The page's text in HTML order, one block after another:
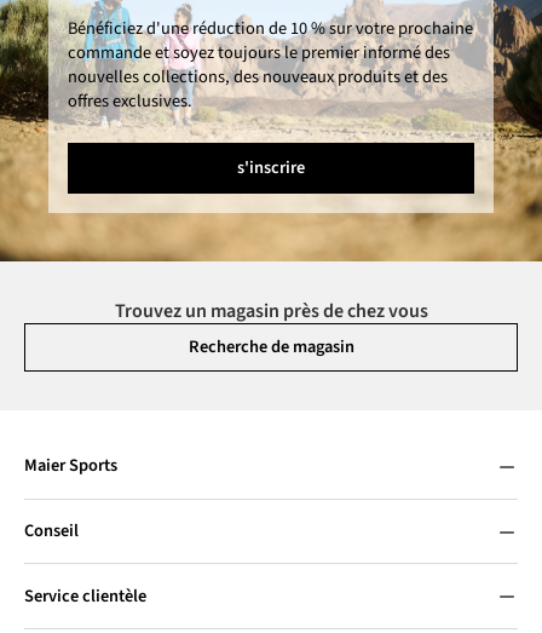
Bénéficiez d'une réduction de 10 % sur votre prochaine
commande et soyez toujours le premier informé des
nouvelles collections, des nouveaux produits et des
offres exclusives.
s'inscrire
Trouvez un magasin près de chez vous
Recherche de magasin
Maier Sports
Conseil
Service clientèle